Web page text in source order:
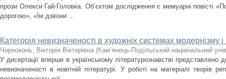
прози Олекси Гай-Головка. Об’єктом дослідження є мемуарні повісті
дорогою», «Їм дзвони ...
Категорія невизначеності в художніх системах модернізму
Чорноконь, Вікторія Вікторівна (Кам’янець-Подільський національний
У дисертації вперше в українському літературознавстві представлено
невизначеності в новітній літературі. У роботі на матеріалі творів